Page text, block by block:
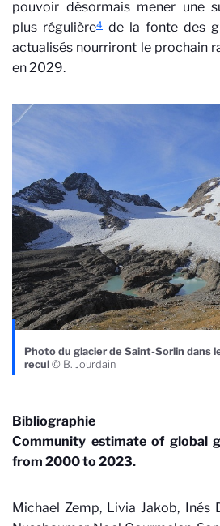
pouvoir désormais mener une
plus régulière4 de la fonte des
actualisés nourriront le prochain
en 2029.
Photo du glacier de Saint-Sorlin dans
recul © B. Jourdain
Bibliographie
Community estimate of global
from 2000 to 2023.
Michael Zemp, Livia Jakob, Inés